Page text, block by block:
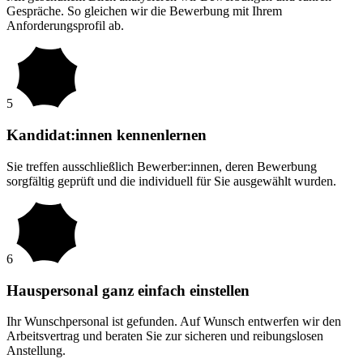
Gespräche. So gleichen wir die Bewerbung mit Ihrem
Anforderungsprofil ab.
5
Kandidat:innen kennenlernen
Sie treffen ausschließlich Bewerber:innen, deren Bewerbung
sorgfältig geprüft und die individuell für Sie ausgewählt wurden.
6
Hauspersonal ganz einfach einstellen
Ihr Wunschpersonal ist gefunden. Auf Wunsch entwerfen wir den
Arbeitsvertrag und beraten Sie zur sicheren und reibungslosen
Anstellung.